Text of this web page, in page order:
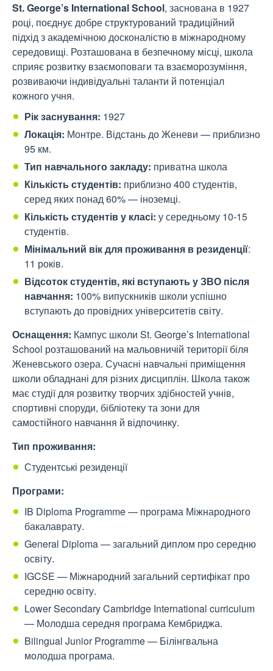
St. George’s International School, заснована в 1927
році, поєднує добре структурований традиційний
підхід з академічною досконалістю в міжнародному
середовищі. Розташована в безпечному місці, школа
сприяє розвитку взаємоповаги та взаєморозуміння,
розвиваючи індивідуальні таланти й потенціал
кожного учня.
Рік заснування: 1927
Локація: Монтре. Відстань до Женеви — приблизно
95 км.
Тип навчального закладу: приватна школа
Кількість студентів: приблизно 400 студентів,
серед яких понад 60% — іноземці.
Кількість студентів у класі: у середньому 10-15
студентів.
Мінімальний вік для проживання в резиденції:
11 років.
Відсоток студентів, які вступають у ЗВО після
навчання: 100% випускників школи успішно
вступають до провідних університетів світу.
Оснащення: Кампус школи St. George’s International
School розташований на мальовничій території біля
Женевського озера. Сучасні навчальні приміщення
школи обладнані для різних дисциплін. Школа також
має студії для розвитку творчих здібностей учнів,
спортивні споруди, бібліотеку та зони для
самостійного навчання й відпочинку.
Тип проживання:
Студентські резиденції
Програми:
IB Diploma Programme — програма Міжнародного
бакалаврату.
General Diploma — загальний диплом про середню
освіту.
IGCSE — Міжнародний загальний сертифікат про
середню освіту.
Lower Secondary Cambridge International curriculum
— Молодша середня програма Кембриджа.
Bilingual Junior Programme — Білінгвальна
молодша програма.